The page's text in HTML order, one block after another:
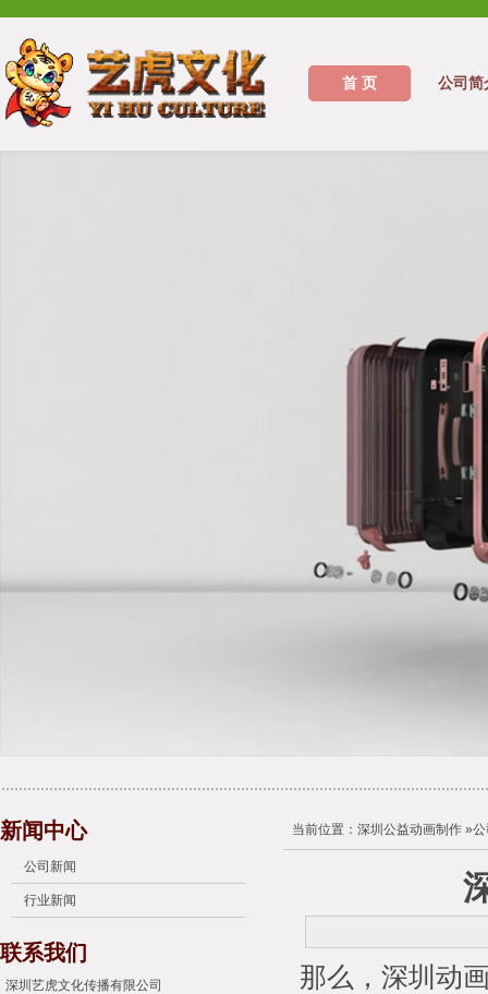
首 页 公司简
新闻中心
公司新闻
行业新闻
联系我们
深圳艺虎文化传播有限公司
当前位置： 深圳公益动画制作 »
那么，深圳动